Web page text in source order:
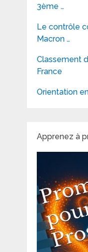
3ème …
Le contrôle
Macron …
Classement
France
Orientation
Apprenez à